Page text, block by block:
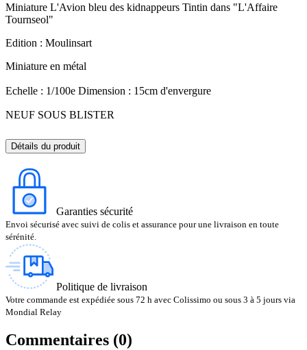
Miniature L'Avion bleu des kidnappeurs Tintin dans "L'Affaire
Tournseol"
Edition : Moulinsart
Miniature en métal
Echelle : 1/100e Dimension : 15cm d'envergure
NEUF SOUS BLISTER
Détails du produit
Garanties sécurité
Envoi sécurisé avec suivi de colis et assurance pour une livraison en toute
sérénité.
Politique de livraison
Votre commande est expédiée sous 72 h avec Colissimo ou sous 3 à 5 jours via
Mondial Relay
Commentaires (0)